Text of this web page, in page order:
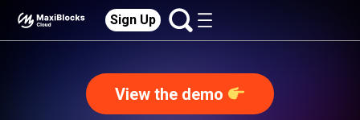
Sign Up
View the demo